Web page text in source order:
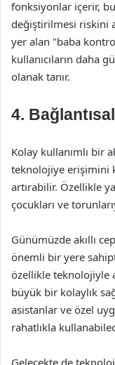
fonksiyonlar içerir,
değiştirilmesi riskini
yer alan "baba
kullanıcıların daha
olanak tanır.
4.
Kolay kullanımlı bir
teknolojiye erişimini
artırabilir. Özellikle
çocukları ve
Günümüzde akıllı
önemli bir yere
özellikle teknolojiyle
büyük bir kolaylık
asistanlar ve özel
rahatlıkla
Gelecekte de